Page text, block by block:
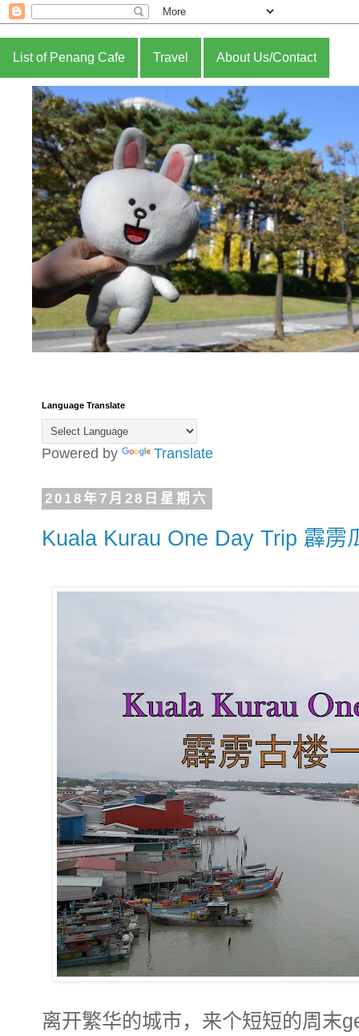
List of Penang Cafe Travel About Us/Contact
Language Translate
Powered by Translate
2018年7月28日星期六
Kuala Kurau One Day Trip 霹雳
离开繁华的城市，来个短短的周末